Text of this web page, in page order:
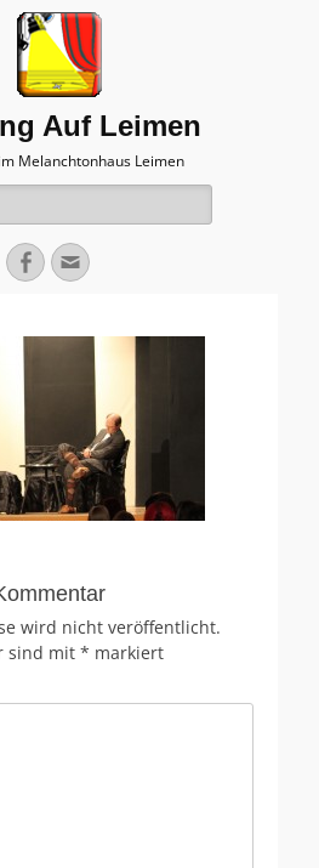
Auf Leimen
Melanchtonhaus Leimen
Facebook
E-
Mail
wird nicht veröffentlicht.
sind mit * markiert